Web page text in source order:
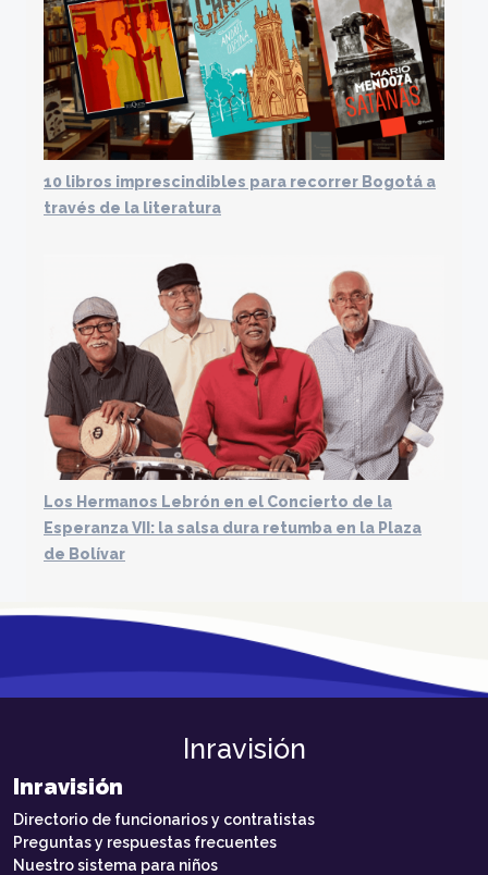
10 libros imprescindibles para recorrer Bogotá a
través de la literatura
Los Hermanos Lebrón en el Concierto de la
Esperanza VII: la salsa dura retumba en la Plaza
de Bolívar
Inravisión
Inravisión
Directorio de funcionarios y contratistas
Preguntas y respuestas frecuentes
Nuestro sistema para niños